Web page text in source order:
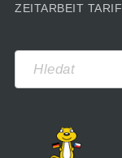
ZEITARBEIT TARIF